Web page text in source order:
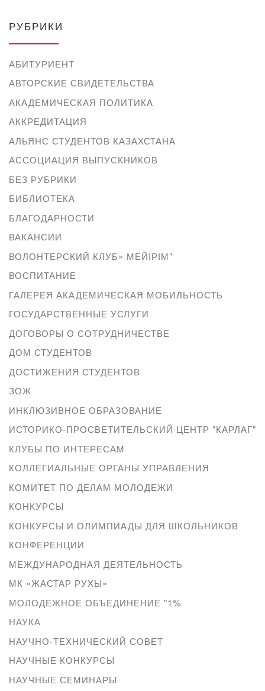
РУБРИКИ
АБИТУРИЕНТ
АВТОРСКИЕ СВИДЕТЕЛЬСТВА
АКАДЕМИЧЕСКАЯ ПОЛИТИКА
АККРЕДИТАЦИЯ
АЛЬЯНС СТУДЕНТОВ КАЗАХСТАНА
АССОЦИАЦИЯ ВЫПУСКНИКОВ
БЕЗ РУБРИКИ
БИБЛИОТЕКА
БЛАГОДАРНОСТИ
ВАКАНСИИ
ВОЛОНТЕРСКИЙ КЛУБ» МЕЙІРІМ"
ВОСПИТАНИЕ
ГАЛЕРЕЯ АКАДЕМИЧЕСКАЯ МОБИЛЬНОСТЬ
ГОСУДАРСТВЕННЫЕ УСЛУГИ
ДОГОВОРЫ О СОТРУДНИЧЕСТВЕ
ДОМ СТУДЕНТОВ
ДОСТИЖЕНИЯ СТУДЕНТОВ
ЗОЖ
ИНКЛЮЗИВНОЕ ОБРАЗОВАНИЕ
ИСТОРИКО-ПРОСВЕТИТЕЛЬСКИЙ ЦЕНТР "КАРЛАГ"
КЛУБЫ ПО ИНТЕРЕСАМ
КОЛЛЕГИАЛЬНЫЕ ОРГАНЫ УПРАВЛЕНИЯ
КОМИТЕТ ПО ДЕЛАМ МОЛОДЕЖИ
КОНКУРСЫ
КОНКУРСЫ И ОЛИМПИАДЫ ДЛЯ ШКОЛЬНИКОВ
КОНФЕРЕНЦИИ
МЕЖДУНАРОДНАЯ ДЕЯТЕЛЬНОСТЬ
МК «ЖАСТАР РУХЫ»
МОЛОДЕЖНОЕ ОБЪЕДИНЕНИЕ "1%
НАУКА
НАУЧНО-ТЕХНИЧЕСКИЙ СОВЕТ
НАУЧНЫЕ КОНКУРСЫ
НАУЧНЫЕ СЕМИНАРЫ